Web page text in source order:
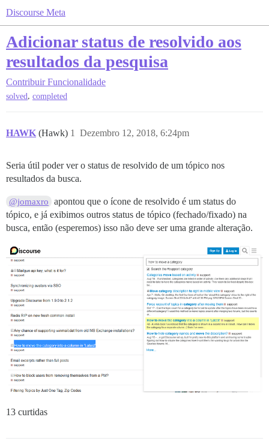
Discourse Meta
Adicionar status de resolvido aos
resultados da pesquisa
Contribuir Funcionalidade
solved, completed
HAWK (Hawk) Dezembro 12, 2018, 6:24pm
1
Seria útil poder ver o status de resolvido de um tópico nos
resultados da busca.
@jomaxro
apontou que o ícone de resolvido é um status do
tópico, e já exibimos outros status de tópico (fechado/fixado) na
busca, então (esperemos) isso não deve ser uma grande alteração.
13 curtidas